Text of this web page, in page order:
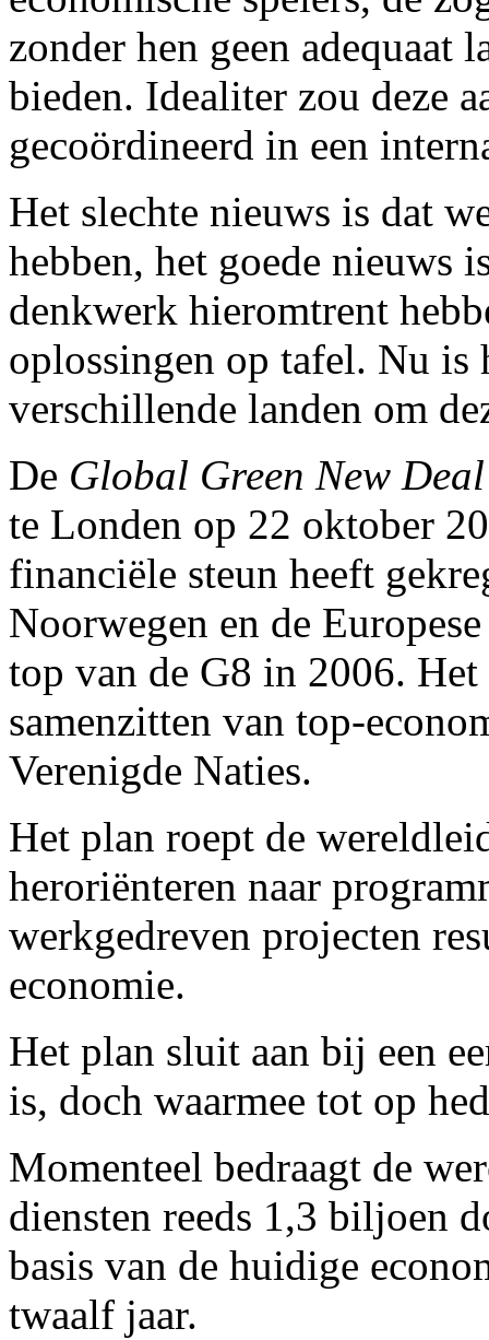
zonder hen geen adequaat
bieden. Idealiter zou deze
gecoördineerd in een
Het slechte nieuws is dat
hebben, het goede nieuws
denkwerk hieromtrent
oplossingen op tafel. Nu
verschillende landen om
De Global Green New Deal
te Londen op 22 oktober
financiële steun heeft
Noorwegen en de
top van de G8 in 2006.
samenzitten van top-
Verenigde Naties.
Het plan roept de
heroriënteren naar
werkgedreven projecten
economie.
Het plan sluit aan bij een
is, doch waarmee tot op
Momenteel bedraagt de
diensten reeds 1,3 biljoen
basis van de huidige
twaalf jaar.